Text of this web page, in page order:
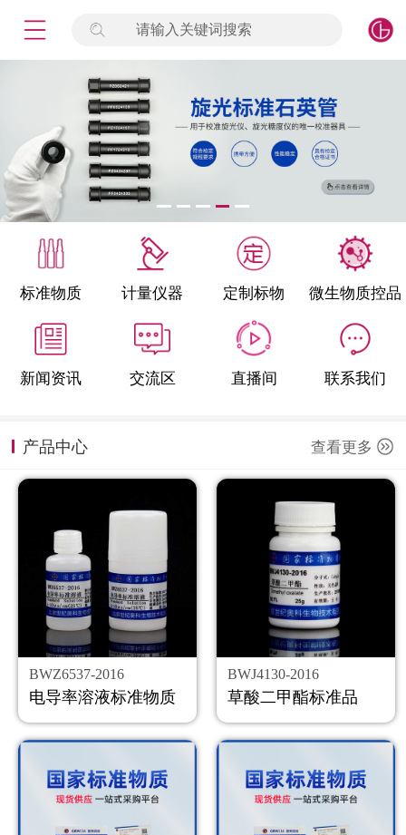
请输入关键词搜索
标准物质 计量仪器 定制标物 微生物质控品
新闻资讯 交流区 直播间 联系我们
产品中心 查看更多
BWZ6537-2016
电导率溶液标准物质
BWJ4130-2016
草酸二甲酯标准品
签到
标准物质
产品专项
微生物检测/质控品
定制标物
定制仪器
新闻资讯
公司主页
购物车
会员中心
联系我们
返回主页